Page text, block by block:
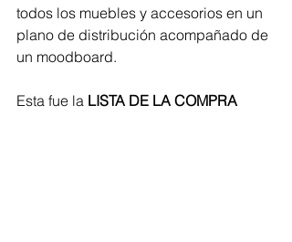
todos los muebles y accesorios en un
plano de distribución acompañado de
un moodboard.
Esta fue la LISTA DE LA COMPRA